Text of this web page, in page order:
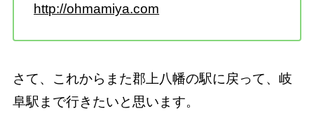
http://ohmamiya.com
さて、これからまた郡上八幡の駅に戻って、岐
阜駅まで行きたいと思います。